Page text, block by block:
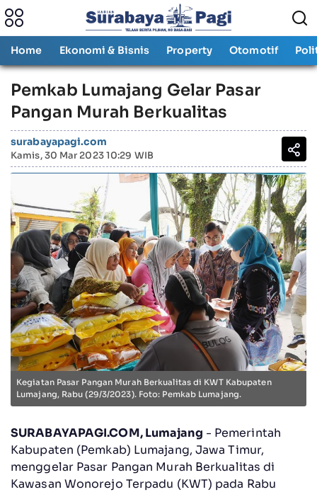
Home Ekonomi & Bisnis Property Otomotif
Pemkab Lumajang Gelar Pasar
Pangan Murah Berkualitas
surabayapagi.com
Kamis, 30 Mar 2023 10:29 WIB
Kegiatan Pasar Pangan Murah Berkualitas di KWT Kabupaten
Lumajang, Rabu (29/3/2023). Foto: Pemkab Lumajang.
SURABAYAPAGI.COM, Lumajang - Pemerintah
Kabupaten (Pemkab) Lumajang, Jawa Timur,
menggelar Pasar Pangan Murah Berkualitas di
Kawasan Wonorejo Terpadu (KWT) pada Rabu